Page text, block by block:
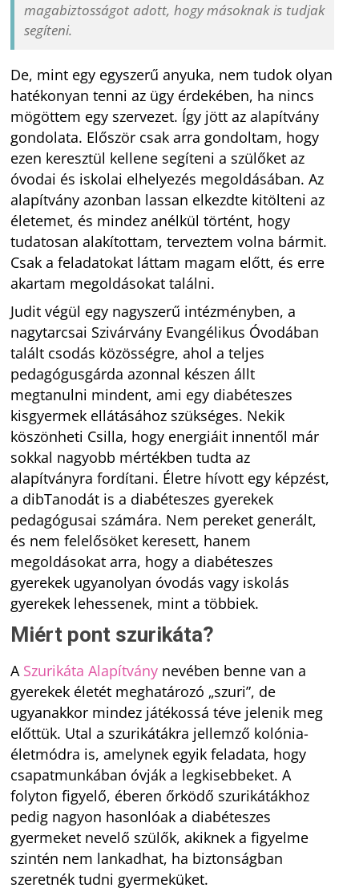
magabiztosságot adott, hogy másoknak is tudjak
segíteni.
De, mint egy egyszerű anyuka, nem tudok olyan
hatékonyan tenni az ügy érdekében, ha nincs
mögöttem egy szervezet. Így jött az alapítvány
gondolata. Először csak arra gondoltam, hogy
ezen keresztül kellene segíteni a szülőket az
óvodai és iskolai elhelyezés megoldásában. Az
alapítvány azonban lassan elkezdte kitölteni az
életemet, és mindez anélkül történt, hogy
tudatosan alakítottam, terveztem volna bármit.
Csak a feladatokat láttam magam előtt, és erre
akartam megoldásokat találni.
Judit végül egy nagyszerű intézményben, a
nagytarcsai Szivárvány Evangélikus Óvodában
talált csodás közösségre, ahol a teljes
pedagógusgárda azonnal készen állt
megtanulni mindent, ami egy diabéteszes
kisgyermek ellátásához szükséges. Nekik
köszönheti Csilla, hogy energiáit innentől már
sokkal nagyobb mértékben tudta az
alapítványra fordítani. Életre hívott egy képzést,
a dibTanodát is a diabéteszes gyerekek
pedagógusai számára. Nem pereket generált,
és nem felelősöket keresett, hanem
megoldásokat arra, hogy a diabéteszes
gyerekek ugyanolyan óvodás vagy iskolás
gyerekek lehessenek, mint a többiek.
Miért pont szurikáta?
A Szurikáta Alapítvány nevében benne van a
gyerekek életét meghatározó „szuri”, de
ugyanakkor mindez játékossá téve jelenik meg
előttük. Utal a szurikátákra jellemző kolónia-
életmódra is, amelynek egyik feladata, hogy
csapatmunkában óvják a legkisebbeket. A
folyton figyelő, éberen őrködő szurikátákhoz
pedig nagyon hasonlóak a diabéteszes
gyermeket nevelő szülők, akiknek a figyelme
szintén nem lankadhat, ha biztonságban
szeretnék tudni gyermeküket.